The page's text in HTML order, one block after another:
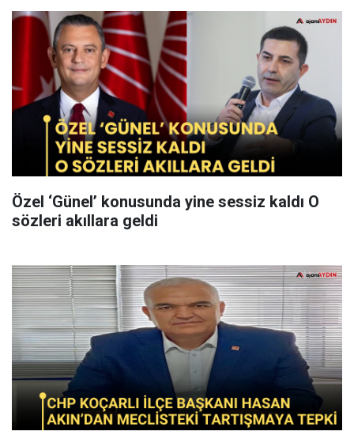
Özel ‘Günel’ konusunda yine sessiz kaldı O
sözleri akıllara geldi